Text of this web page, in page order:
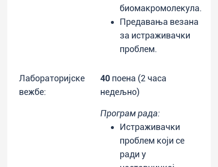
биомакромолекула.
Предавања везана
за истраживачки
проблем.
Лабораторијске
вежбе:
40 поена (2 часа
недељно)
Програм рада:
Истраживачки
проблем који се
ради у